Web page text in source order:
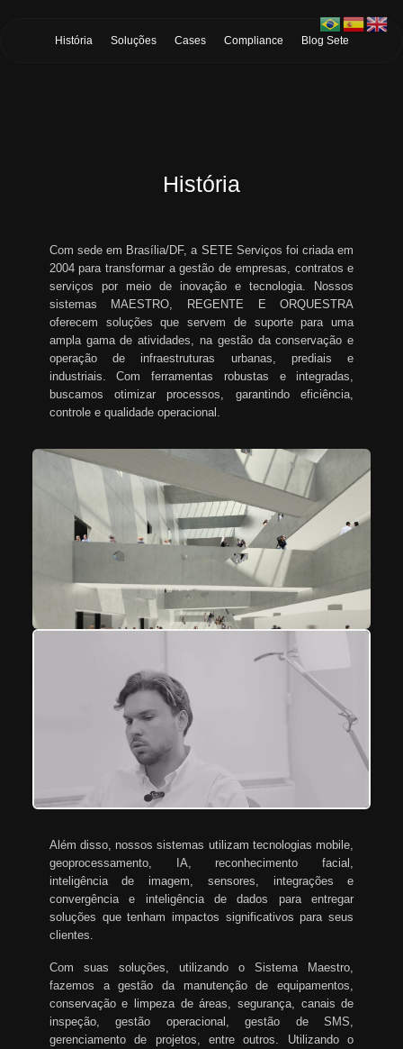
História Soluções Cases Compliance Blog Sete
História
Com sede em Brasília/DF, a SETE Serviços foi criada em
2004 para transformar a gestão de empresas, contratos e
serviços por meio de inovação e tecnologia. Nossos
sistemas MAESTRO, REGENTE E ORQUESTRA
oferecem soluções que servem de suporte para uma
ampla gama de atividades, na gestão da conservação e
operação de infraestruturas urbanas, prediais e
industriais. Com ferramentas robustas e integradas,
buscamos otimizar processos, garantindo eficiência,
controle e qualidade operacional.
Além disso, nossos sistemas utilizam tecnologias mobile,
geoprocessamento, IA, reconhecimento facial,
inteligência de imagem, sensores, integrações e
convergência e inteligência de dados para entregar
soluções que tenham impactos significativos para seus
clientes.
Com suas soluções, utilizando o Sistema Maestro,
fazemos a gestão da manutenção de equipamentos,
conservação e limpeza de áreas, segurança, canais de
inspeção, gestão operacional, gestão de SMS,
gerenciamento de projetos, entre outros. Utilizando o